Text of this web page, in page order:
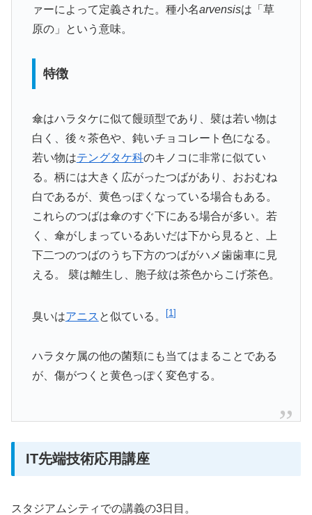
ァーによって定義された。種小名arvensisは「草
原の」という意味。
特徴
傘はハラタケに似て饅頭型であり、襞は若い物は
白く、後々茶色や、鈍いチョコレート色になる。
若い物はテングタケ科のキノコに非常に似てい
る。柄には大きく広がったつばがあり、おおむね
白であるが、黄色っぽくなっている場合もある。
これらのつばは傘のすぐ下にある場合が多い。若
く、傘がしまっているあいだは下から見ると、上
下二つのつばのうち下方のつばがハメ歯歯車に見
える。 襞は離生し、胞子紋は茶色からこげ茶色。
臭いはアニス と似ている。 [1]
ハラタケ属の他の菌類にも当てはまることである
が、傷がつくと黄色っぽく変色する。
IT先端技術応用講座
スタジアムシティでの講義の3日目。